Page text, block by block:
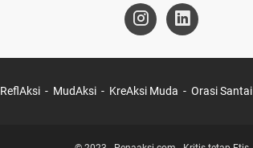
ReflAksi MudAksi KreAksi Muda Orasi Santai